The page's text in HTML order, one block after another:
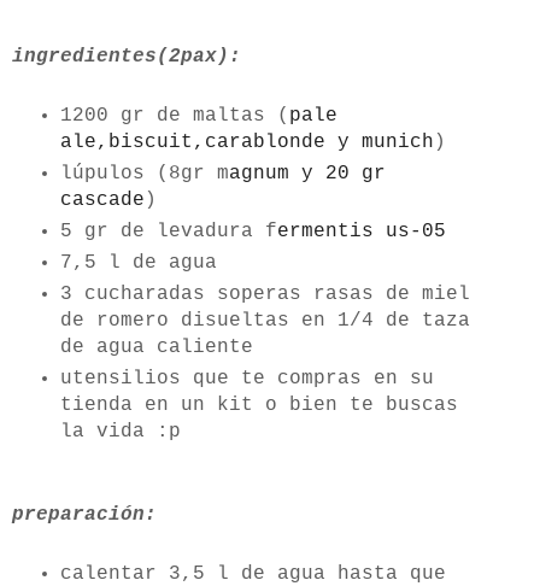
ingredientes(2pax):
1200 gr de maltas ( pale
ale,biscuit,carablonde y munich )
lúpulos (8gr magnum y 20 gr
cascade )
5 gr de levadura fermentis us-05
7,5 l de agua
3 cucharadas soperas rasas de miel
de romero disueltas en 1/4 de taza
de agua caliente
utensilios que te compras en su
tienda en un kit o bien te buscas
la vida :p
preparación:
calentar 3,5 l de agua hasta que